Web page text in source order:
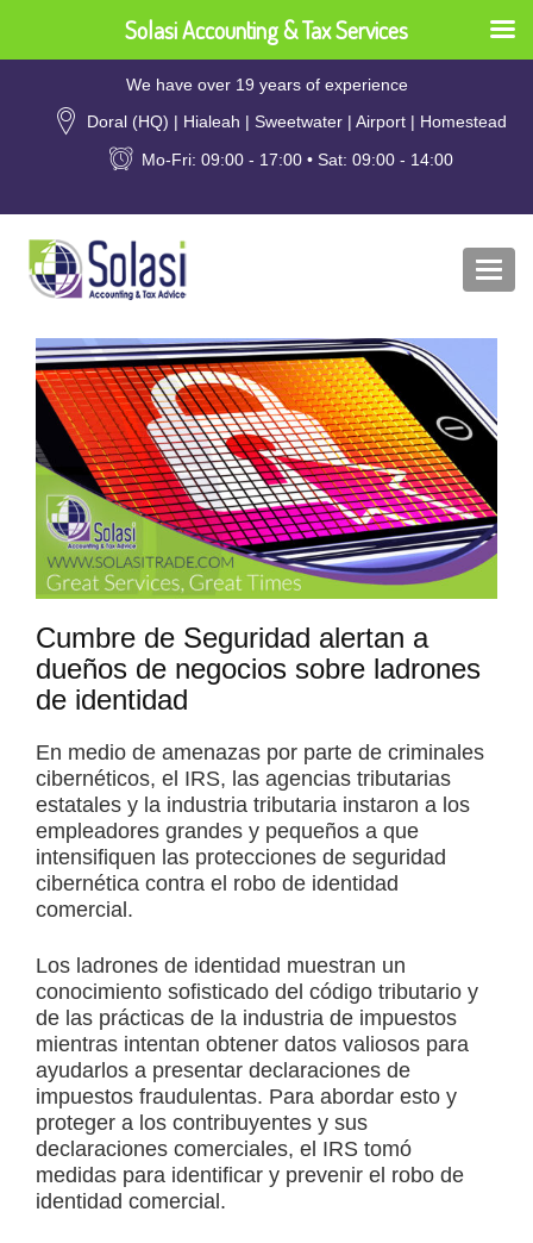
We have over 19 years of experience
Doral (HQ) | Hialeah | Sweetwater | Airport | Homestead
Mo-Fri: 09:00 - 17:00 • Sat: 09:00 - 14:00
Cumbre de Seguridad alertan a
dueños de negocios sobre ladrones
de identidad
En medio de amenazas por parte de criminales
cibernéticos, el IRS, las agencias tributarias
estatales y la industria tributaria instaron a los
empleadores grandes y pequeños a que
intensifiquen las protecciones de seguridad
cibernética contra el robo de identidad
comercial.
Los ladrones de identidad muestran un
conocimiento sofisticado del código tributario y
de las prácticas de la industria de impuestos
mientras intentan obtener datos valiosos para
ayudarlos a presentar declaraciones de
impuestos fraudulentas. Para abordar esto y
proteger a los contribuyentes y sus
declaraciones comerciales, el IRS tomó
medidas para identificar y prevenir el robo de
identidad comercial.
Solasi Accounting & Tax Services